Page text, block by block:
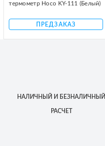
термометр Hoco KY-111 (Белый)
ПРЕДЗАКАЗ
НАЛИЧНЫЙ И БЕЗНАЛИЧНЫЙ
РАСЧЕТ